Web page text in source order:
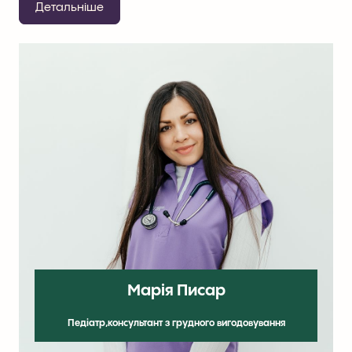
Детальніше
Марія Писар
Педіатр,консультант з грудного вигодовування